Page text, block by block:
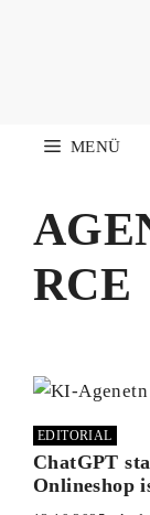
MENÜ
RCE
EDITORIAL
ChatGPT
Onlineshop